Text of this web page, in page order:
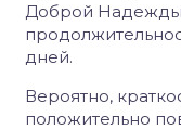
Доброй Надежды
дней.
Вероятно,
положительно